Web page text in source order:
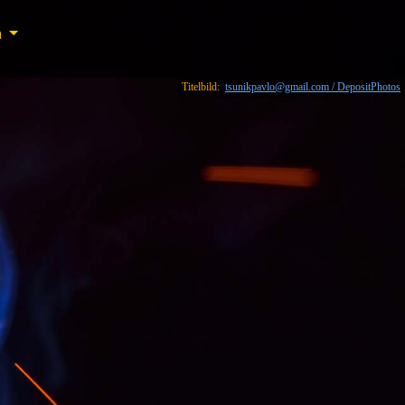
Titelbild: tsunikpavlo@gmail.com / DepositPhotos